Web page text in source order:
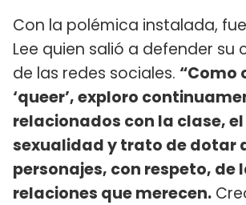
Con la polémica instalada,
Lee quien salió a defender su
de las redes sociales. “Como
‘queer’, exploro
relacionados con la clase,
sexualidad y trato de dotar
personajes, con respeto, de
relaciones que merecen.